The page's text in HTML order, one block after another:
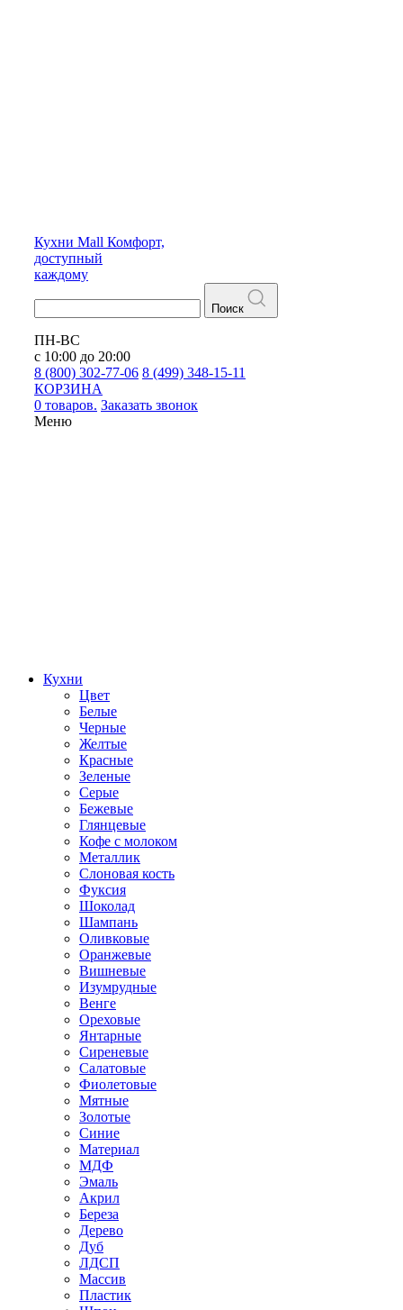
Кухни Mall Комфорт,
доступный
каждому
Поиск
ПН-ВС
с 10:00 до 20:00
8 (800) 302-77-06 8 (499) 348-15-11
КОРЗИНА
0 товаров. Заказать звонок
Меню
Кухни
Цвет
Белые
Черные
Желтые
Красные
Зеленые
Серые
Бежевые
Глянцевые
Кофе с молоком
Металлик
Слоновая кость
Фуксия
Шоколад
Шампань
Оливковые
Оранжевые
Вишневые
Изумрудные
Венге
Ореховые
Янтарные
Сиреневые
Салатовые
Фиолетовые
Мятные
Золотые
Синие
Материал
МДФ
Эмаль
Акрил
Береза
Дерево
Дуб
ЛДСП
Массив
Пластик